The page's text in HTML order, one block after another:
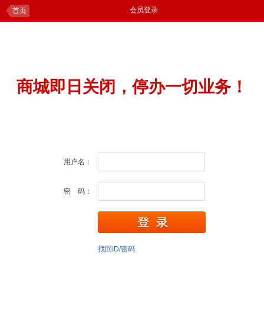
首页 会员登录
商城即日关闭，停办一切业务！
用户名：
密 码：
找回ID/密码